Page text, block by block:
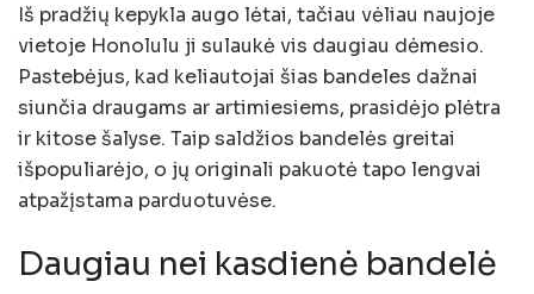
Iš pradžių kepykla augo lėtai, tačiau vėliau naujoje
vietoje Honolulu ji sulaukė vis daugiau dėmesio.
Pastebėjus, kad keliautojai šias bandeles dažnai
siunčia draugams ar artimiesiems, prasidėjo plėtra
ir kitose šalyse. Taip saldžios bandelės greitai
išpopuliarėjo, o jų originali pakuotė tapo lengvai
atpažįstama parduotuvėse.
Daugiau nei kasdienė bandelė